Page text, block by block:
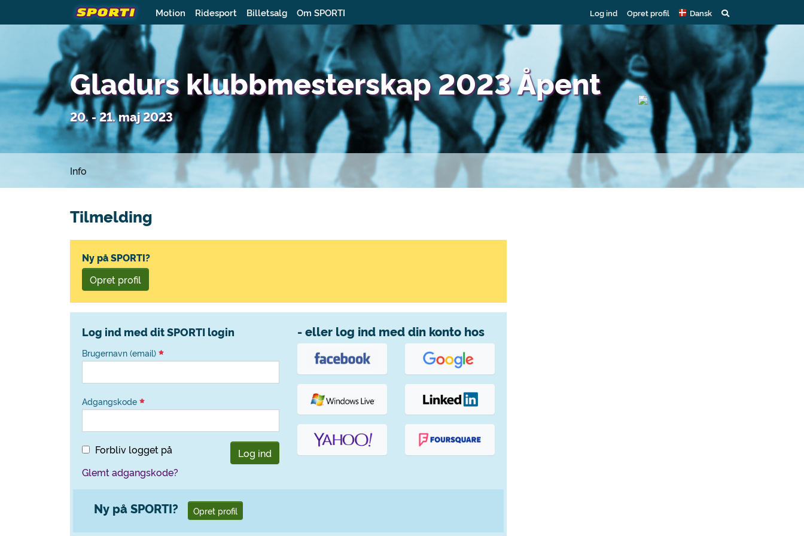
Motion Ridesport Billetsalg Om SPORTI Log ind Opret profil Dansk
Gladurs klubbmesterskap 2023 Åpent
20. - 21. maj 2023
Info
Tilmelding
Ny på SPORTI?
Opret profil
Log ind med dit SPORTI login
Brugernavn (email)
Adgangskode
Forbliv logget på
Log ind
Glemt adgangskode?
- eller log ind med din konto hos
Ny på SPORTI? Opret profil